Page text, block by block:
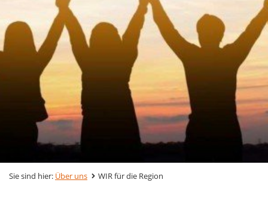
Sie sind hier: Über uns WIR für die Region